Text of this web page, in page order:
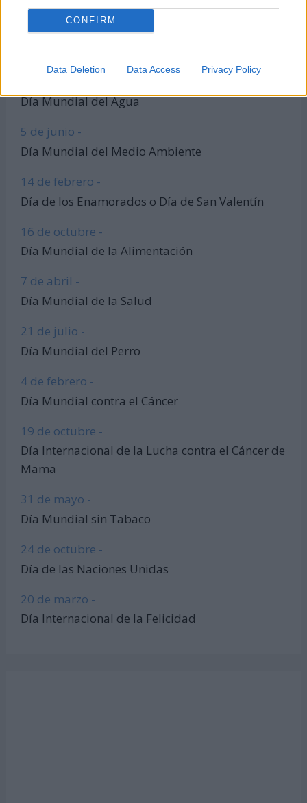
CONFIRM
Data Deletion Data Access Privacy Policy
8 de marzo -
Día Mundial del Agua
5 de junio -
Día Mundial del Medio Ambiente
14 de febrero -
Día de los Enamorados o Día de San Valentín
16 de octubre -
Día Mundial de la Alimentación
7 de abril -
Día Mundial de la Salud
21 de julio -
Día Mundial del Perro
4 de febrero -
Día Mundial contra el Cáncer
19 de octubre -
Día Internacional de la Lucha contra el Cáncer de
Mama
31 de mayo -
Día Mundial sin Tabaco
24 de octubre -
Día de las Naciones Unidas
20 de marzo -
Día Internacional de la Felicidad